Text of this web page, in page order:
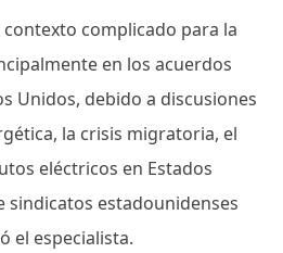
contexto complicado para la
en los acuerdos
Unidos, debido a discusiones
la crisis migratoria, el
eléctricos en Estados
sindicatos estadounidenses
el especialista.